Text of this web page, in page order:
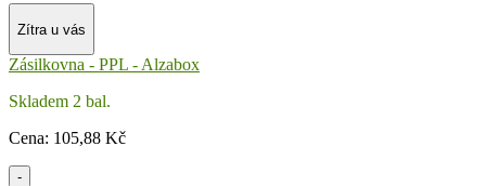
Zítra u vás
Zásilkovna - PPL - Alzabox
Skladem 2 bal.
Cena: 105,88 Kč
-